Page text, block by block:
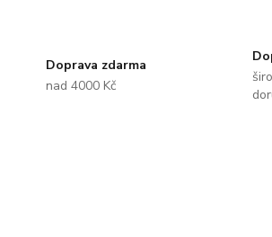
Doprava zdarma
nad 4000 Kč